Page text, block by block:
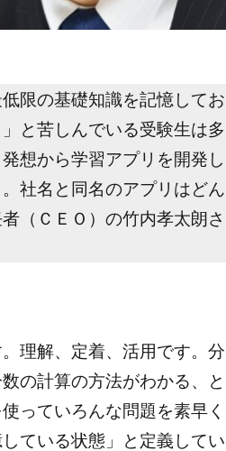
限の基礎知識を記憶してお
と苦しんでいる受験生は多
想から学習アプリを開発し
社名と同名のアプリはどん
（ＣＥＯ）の竹内孝太朗さ
理解、定着、活用です。分
の計算の方法がわかる、と
っていろんな問題を素早く
ている状態」と定義してい